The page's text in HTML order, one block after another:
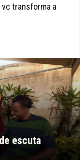
vc transforma a
escuta